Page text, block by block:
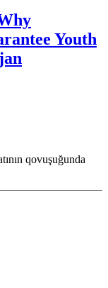
Youth
qovuşuğunda